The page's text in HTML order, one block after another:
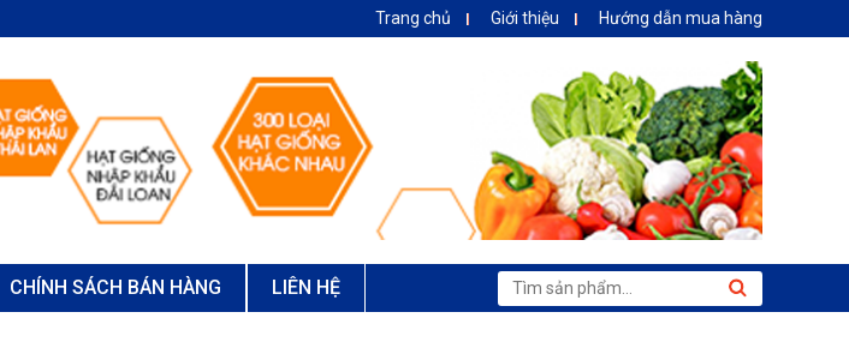
Trang chủ Giới thiệu Hướng dẫn mua hàng
CHÍNH SÁCH BÁN HÀNG LIÊN HỆ